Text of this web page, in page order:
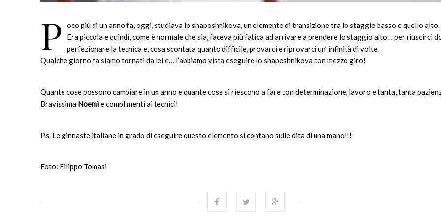
P
oco più di un anno fa, oggi, studiava lo shaposhnikova, un elemento di transizione tra lo staggio basso e quello alto.
Era piccola e quindi, come è normale che sia, faceva più fatica ad arrivare a prendere lo staggio alto… per riuscirci
perfezionare la tecnica e, cosa scontata quanto difficile, provarci e riprovarci un’ infinità di volte.
Qualche giorno fa siamo tornati da lei e… l’abbiamo vista eseguire lo shaposhnikova con mezzo giro!
Quante cose possono cambiare in un anno e quante cose si riescono a fare con determinazione, lavoro e tanta, tanta
Bravissima Noemie complimenti ai tecnici!
P.s. Le ginnaste italiane in grado di eseguire questo elemento si contano sulle dita di una mano!!!
Foto: Filippo Tomasi